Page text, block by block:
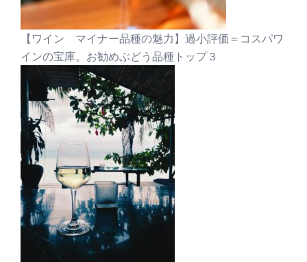
【ワイン マイナー品種の魅力】過小評価＝コスパワ
インの宝庫。お勧めぶどう品種トップ３